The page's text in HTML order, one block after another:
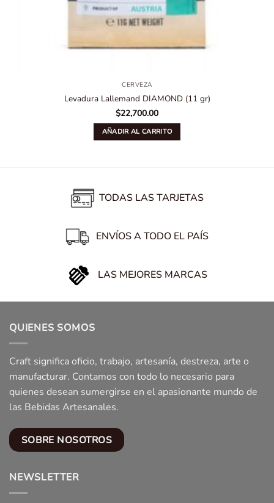
CERVEZA
Levadura Lallemand DIAMOND (11 gr)
$22,700.00
AÑADIR AL CARRITO
TODAS LAS TARJETAS
ENVÍOS A TODO EL PAÍS
LAS MEJORES MARCAS
QUIENES SOMOS
Craft significa oficio, trabajo, artesanía, destreza, arte o
manufacturar. Contamos con todo lo necesario para
quienes desean sumergirse en el apasionante mundo de
las Bebidas Artesanales.
SOBRE NOSOTROS
NEWSLETTER